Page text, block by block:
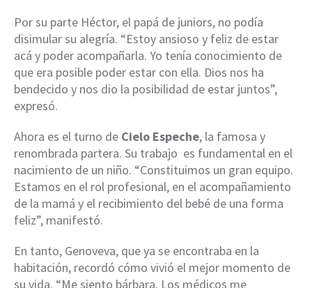
Por su parte Héctor, el papá de juniors, no podía
disimular su alegría. “Estoy ansioso y feliz de estar
acá y poder acompañarla. Yo tenía conocimiento de
que era posible poder estar con ella. Dios nos ha
bendecido y nos dio la posibilidad de estar juntos”,
expresó.
Ahora es el turno de Cielo Espeche, la famosa y
renombrada partera. Su trabajo es fundamental en el
nacimiento de un niño. “Constituimos un gran equipo.
Estamos en el rol profesional, en el acompañamiento
de la mamá y el recibimiento del bebé de una forma
feliz”, manifestó.
En tanto, Genoveva, que ya se encontraba en la
habitación, recordó cómo vivió el mejor momento de
su vida. “Me siento bárbara. Los médicos me